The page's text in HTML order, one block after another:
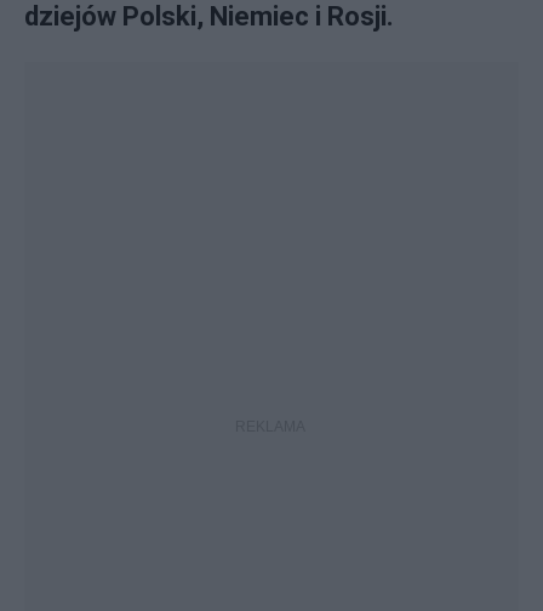
dziejów Polski, Niemiec i Rosji.